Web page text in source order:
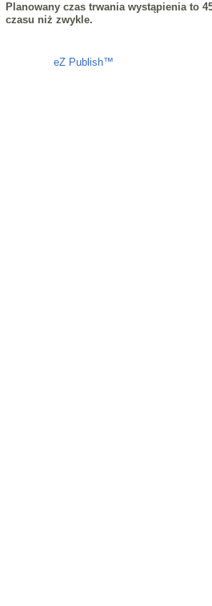
Planowany czas trwania wystąpienia to
czasu niż zwykle.
eZ Publish™